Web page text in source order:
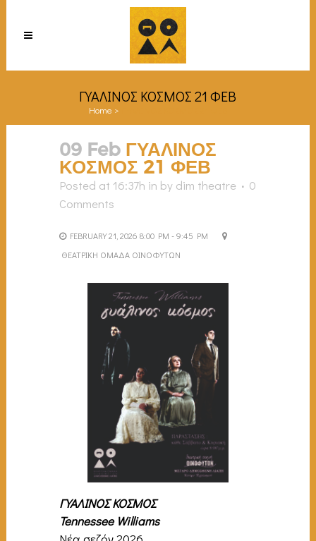
ΓΥΑΛΙΝΟΣ ΚΟΣΜΟΣ 21 ΦΕΒ
Home >
09 Feb ΓΥΑΛΙΝΟΣ
ΚΟΣΜΟΣ 21 ΦΕΒ
Posted at 16:37h in by dim theatre
0
Comments
FEBRUARY 21, 2026 8:00 PM - 9:45 PM
ΘΕΑΤΡΙΚΗ ΟΜΑΔΑ ΟΙΝΟΦΥΤΩΝ
ΓΥΑΛΙΝΟΣ ΚΟΣΜΟΣ
Tennessee Williams